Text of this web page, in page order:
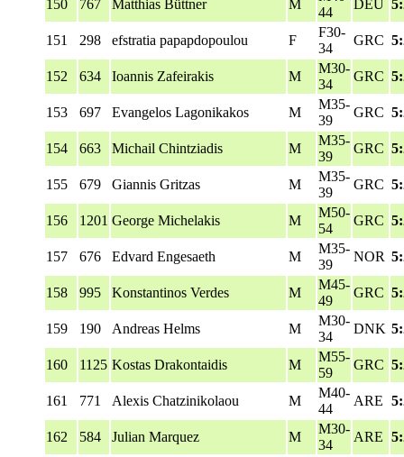
150 767 Matthias Büttner M
44
DEU
151 298 efstratia papapdopoulou F
F30-
34
GRC
152 634 Ioannis Zafeirakis M
M30-
34
GRC
153 697 Evangelos Lagonikakos M
M35-
39
GRC
154 663 Michail Chintziadis M
M35-
39
GRC
155 679 Giannis Gritzas M
M35-
39
GRC
156 1201 George Michelakis M
M50-
54
GRC
157 676 Edvard Engesaeth M
M35-
39
NOR
158 995 Konstantinos Verdes M
M45-
49
GRC
159 190 Andreas Helms M
M30-
34
DNK
160 1125 Kostas Drakontaidis M
M55-
59
GRC
161 771 Alexis Chatzinikolaou M
M40-
44
ARE
162 584 Julian Marquez M
M30-
34
ARE